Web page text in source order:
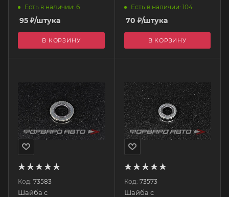
AB88
Есть в наличии: 6
95 ₽/штука
В КОРЗИНУ
Есть в наличии: 104
70 ₽/штука
В КОРЗИНУ
Код: 73583
Шайба с
Код: 73573
Шайба с